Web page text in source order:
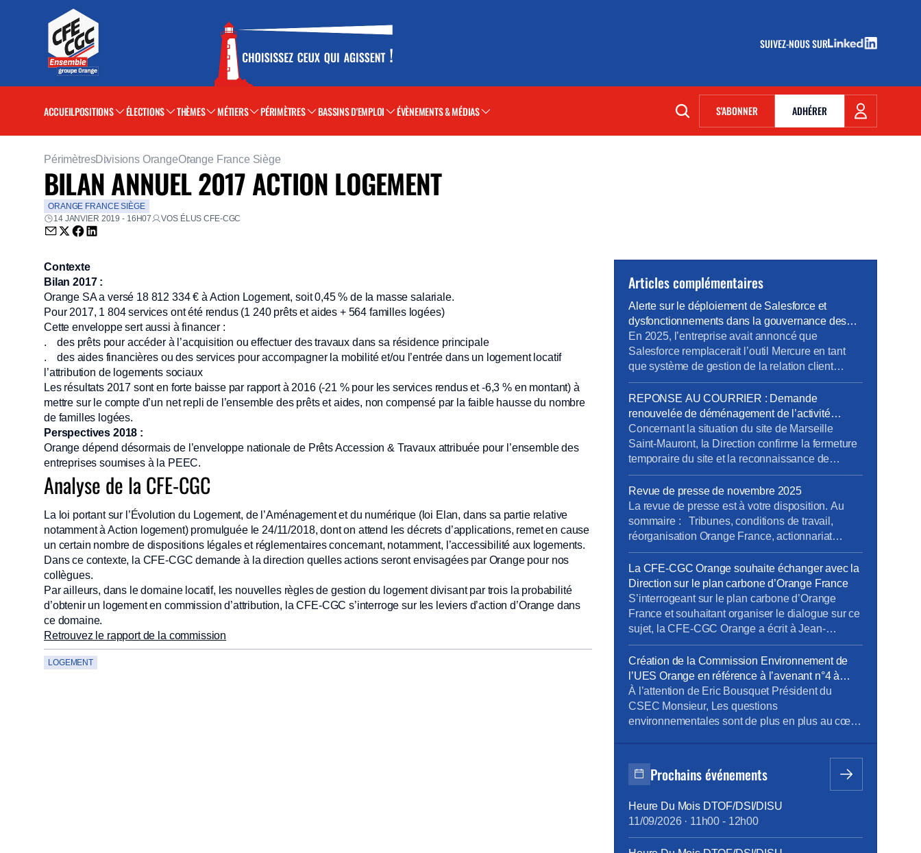
SUIVEZ-NOUS SUR
(NOUVELLE FENÊTRE)
ACCUEILPOSITIONS ÉLECTIONS THÈMES MÉTIERS PÉRIMÈTRES BASSINS D'EMPLOI ÉVÈNEMENTS & MÉDIAS S'ABONNER(NOUVELLE FENÊTRE)
ADHÉRER
PérimètresDivisions OrangeOrange France Siège
BILAN ANNUEL 2017 ACTION LOGEMENT
ORANGE FRANCE SIÈGE
14 JANVIER 2019 - 16H07
VOS ÉLUS CFE-CGC
Envoyer par email (nouvelle fenêtre)
Partager sur Twitter (nouvelle fenêtre)
Partager sur Facebook (nouvelle fenêtre)
Partager sur LinkedIn (nouvelle fenêtre)
Contexte
Bilan 2017 :
Orange SA a versé 18 812 334 € à Action Logement, soit 0,45 % de la masse salariale.
Pour 2017, 1 804 services ont été rendus (1 240 prêts et aides + 564 familles logées)
Cette enveloppe sert aussi à financer :
. des prêts pour accéder à l’acquisition ou effectuer des travaux dans sa résidence principale
. des aides financières ou des services pour accompagner la mobilité et/ou l’entrée dans un logement locatif
l’attribution de logements sociaux
Les résultats 2017 sont en forte baisse par rapport à 2016 (-21 % pour les services rendus et -6,3 % en montant) à
mettre sur le compte d’un net repli de l’ensemble des prêts et aides, non compensé par la faible hausse du nombre
de familles logées.
Perspectives 2018 :
Orange dépend désormais de l’enveloppe nationale de Prêts Accession & Travaux attribuée pour l’ensemble des
entreprises soumises à la PEEC.
Analyse de la CFE-CGC
La loi portant sur l’Évolution du Logement, de l’Aménagement et du numérique (loi Elan, dans sa partie relative
notamment à Action logement) promulguée le 24/11/2018, dont on attend les décrets d’applications, remet en cause
un certain nombre de dispositions légales et réglementaires concernant, notamment, l’accessibilité aux logements.
Dans ce contexte, la CFE-CGC demande à la direction quelles actions seront envisagées par Orange pour nos
collègues.
Par ailleurs, dans le domaine locatif, les nouvelles règles de gestion du logement divisant par trois la probabilité
d’obtenir un logement en commission d’attribution, la CFE-CGC s’interroge sur les leviers d’action d’Orange dans
ce domaine.
Retrouvez le rapport de la commission
LOGEMENT
Articles complémentaires
Alerte sur le déploiement de Salesforce et
dysfonctionnements dans la gouvernance des
projets métiers
En 2025, l’entreprise avait annoncé que
Salesforce remplacerait l’outil Mercure en tant
que système de gestion de la relation client
(CRM). À cette occasion, la Direction Pro-PME et
la Direction du Système d’Information (DSI)
avaient sollicité chaque métier pour élaborer un
cahier des charges rigoureux, destiné à prendre
en compte les besoins terrain spécifiques de […]
REPONSE AU COURRIER : Demande
renouvelée de déménagement de l’activité
tertiaire du site de Marseille Saint-Mauront
Concernant la situation du site de Marseille
Saint-Mauront, la Direction confirme la fermeture
temporaire du site et la reconnaissance de
risques graves pour la sécurité des salariés,
mais ne répond pas à l’exigence essentielle
formulée par la CFE-CGC Orange : une décision
claire et définitive sur le non-retour des activités
tertiaires. {loadmoduleid 245}
mauront_9janv26.pdf Retrouvez le […]
Revue de presse de novembre 2025
La revue de presse est à votre disposition. Au
sommaire : Tribunes, conditions de travail,
réorganisation Orange France, actionnariat
salarial, vente SFR, opérateurs satellitaires. Pour
la consulter : revue de presse de novembre Pour
vous abonner gratuitement : s’abonner Vous
pouvez lire les articles au fil de leur publication
en rubrique Revue de presse, mais […]
La CFE-CGC Orange souhaite échanger avec la
Direction sur le plan carbone d’Orange France
S’interrogeant sur le plan carbone d’Orange
France et souhaitant organiser le dialogue sur ce
sujet, la CFE-CGC Orange a écrit à Jean-
François Fallacher. Objet : programme Orange
Carbone d’Orange France et lancement d’une
offre de Smart TV pour les Jeux Olympiques de
Paris Monsieur, En décembre dernier, vous avez
présenté le lancement du programme carbone
[…]
Création de la Commission Environnement de
l’UES Orange en référence à l’avenant n°4 à
l’accord portant sur le dialogue social au sein de
l’UES Orange _ document du 24 octobre 2023
À l’attention de Eric Bousquet Président du
CSEC Monsieur, Les questions
environnementales sont de plus en plus au cœur
questions et comme l’a mentionné Mr JF
Fallacher dans le Live « Lancement du
une priorité absolue […]
Prochains événements
Heure Du Mois DTOF/DSI/DISU
11/09/2026· 11h00 - 12h00